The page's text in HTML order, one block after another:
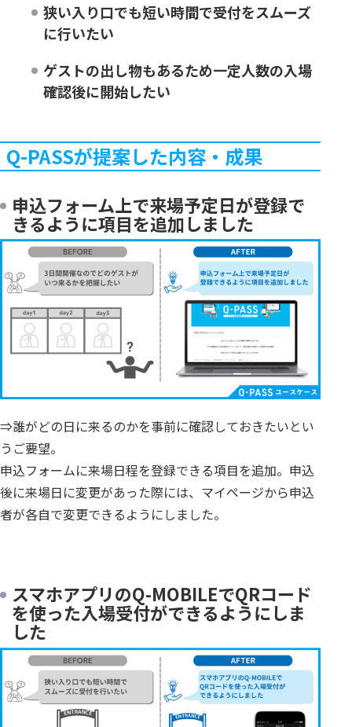
狭い入り口でも短い時間で受付をスムーズ
に行いたい
ゲストの出し物もあるため一定人数の入場
確認後に開始したい
Q-PASSが提案した内容・成果
申込フォーム上で来場予定日が登録で
きるように項目を追加しました
⇒誰がどの日に来るのかを事前に確認しておきたいとい
うご要望。
申込フォームに来場日程を登録できる項目を追加。申込
後に来場日に変更があった際には、マイページから申込
者が各自で変更できるようにしました。
スマホアプリのQ-MOBILEでQRコード
を使った入場受付ができるようにしま
した